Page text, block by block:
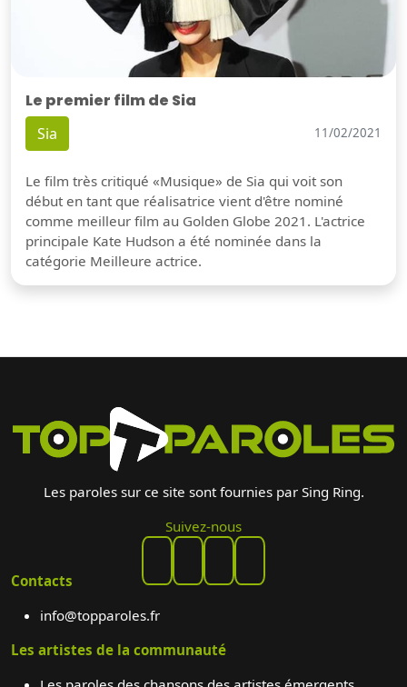
Le premier film de Sia
Sia 11/02/2021
Le film très critiqué «Musique» de Sia qui voit son
début en tant que réalisatrice vient d'être nominé
comme meilleur film au Golden Globe 2021. L'actrice
principale Kate Hudson a été nominée dans la
catégorie Meilleure actrice.
Les paroles sur ce site sont fournies par Sing Ring.
Suivez-nous
Contacts
info@topparoles.fr
Les artistes de la communauté